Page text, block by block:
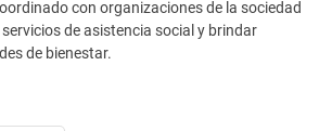
con organizaciones de la sociedad
de asistencia social y brindar
de bienestar.